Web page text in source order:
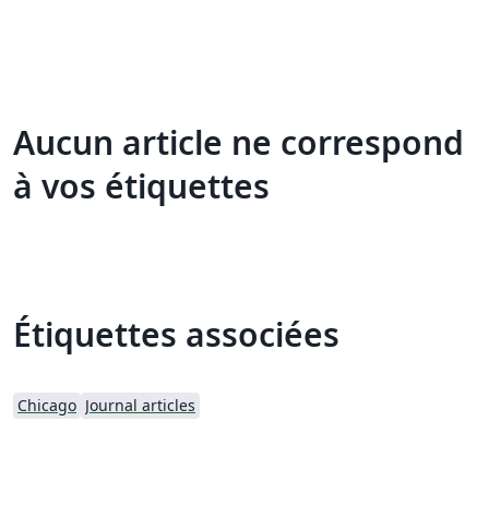
Aucun article ne correspond
à vos étiquettes
Étiquettes associées
Chicago Journal articles